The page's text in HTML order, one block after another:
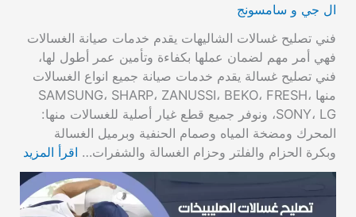
ال جي و سامسونج
فني تصليح غسالات الشاليهات يقدم خدمات صيانة الغسالات
فهي أمر مهم لضمان عملها بكفاءة وتأمين عمر أطول لها،
فني تصليح غسالة يقدم خدمات صيانة جميع انواع الغسالات
منها SAMSUNG، SHARP، ZANUSSI، BEKO، FRESH،
SONY، LG، ونوفر جميع قطع غيار أصلية للغسالات منها:
المحرك ومضخة المياه وصمام الحنفية وبرميل الغسالة
وبكرة الحزام والفلتر وحزام الغسالة والشفرات… اقرأ المزيد